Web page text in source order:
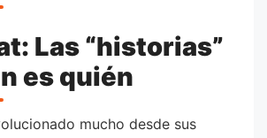
Las “historias”
es quién
mucho desde sus